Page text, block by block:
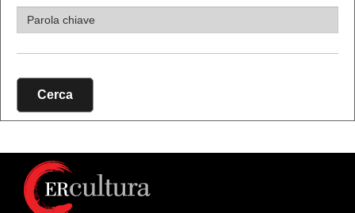
Cerca